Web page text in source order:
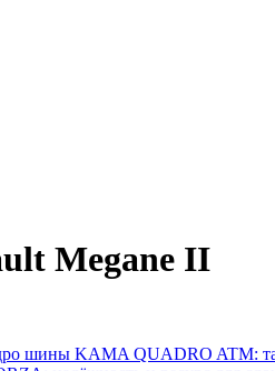
Megane II
шины KAMA QUADRO ATM: